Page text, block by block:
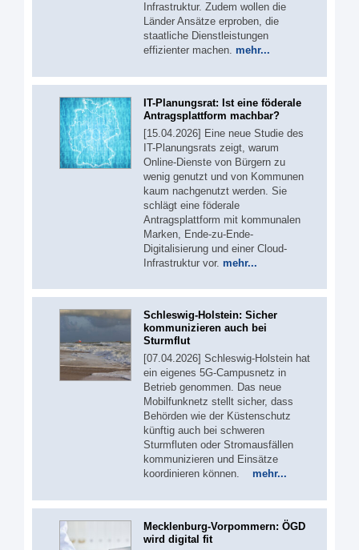
Infrastruktur. Zudem wollen die
Länder Ansätze erproben, die
staatliche Dienstleistungen
effizienter machen. mehr...
IT-Planungsrat: Ist eine föderale
Antragsplattform machbar?
[15.04.2026] Eine neue Studie des
IT-Planungsrats zeigt, warum
Online-Dienste von Bürgern zu
wenig genutzt und von Kommunen
kaum nachgenutzt werden. Sie
schlägt eine föderale
Antragsplattform mit kommunalen
Marken, Ende-zu-Ende-
Digitalisierung und einer Cloud-
Infrastruktur vor. mehr...
Schleswig-Holstein: Sicher
kommunizieren auch bei
Sturmflut
[07.04.2026] Schleswig-Holstein hat
ein eigenes 5G‑Campusnetz in
Betrieb genommen. Das neue
Mobilfunknetz stellt sicher, dass
Behörden wie der Küstenschutz
künftig auch bei schweren
Sturmfluten oder Stromausfällen
kommunizieren und Einsätze
koordinieren können. mehr...
Mecklenburg-Vorpommern: ÖGD
wird digital fit